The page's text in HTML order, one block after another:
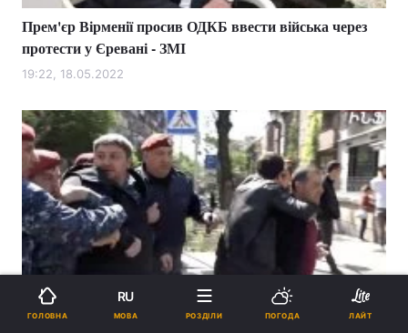
Прем'єр Вірменії просив ОДКБ ввести війська через
протести у Єревані - ЗМІ
19:22, 18.05.2022
Вірменію охопили протести проти прем'єра Пашиняна,
ГОЛОВНА
RU
МОВА РОЗДІЛИ ПОГОДА ЛАЙТ